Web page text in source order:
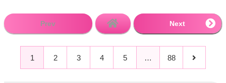
Prev Next
1 2 3 4 5 … 88